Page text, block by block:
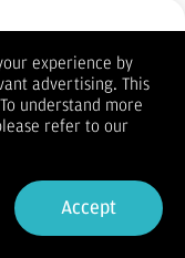
pergerakan harga
menjelaskan
yang dinamis
geopolitik,
Serikat.
jangka menengah
Sign in
experience by
advertising. This
understand more
refer to our
Accept